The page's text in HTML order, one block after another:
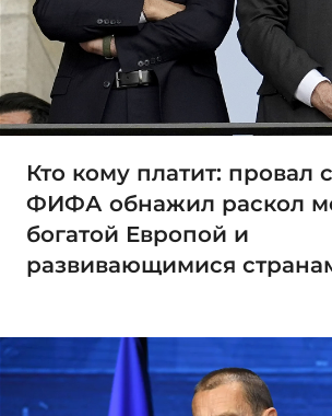
Кто кому платит: провал
ФИФА обнажил раскол
богатой Европой и
развивающимися